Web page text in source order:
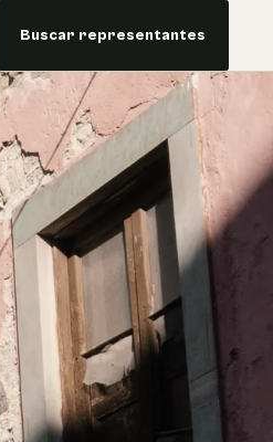
Buscar representantes